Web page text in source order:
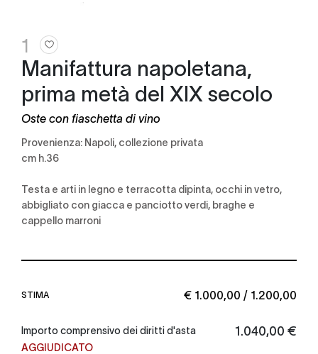
1
Manifattura napoletana,
prima metà del XIX secolo
Oste con fiaschetta di vino
Provenienza: Napoli, collezione privata
cm h.36
Testa e arti in legno e terracotta dipinta, occhi in vetro,
abbigliato con giacca e panciotto verdi, braghe e
cappello marroni
€ 1.000,00 / 1.200,00
STIMA
€ 1.040,00
Importo comprensivo dei diritti d'asta
AGGIUDICATO